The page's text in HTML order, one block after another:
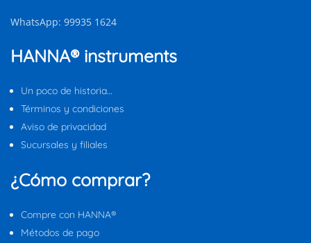
WhatsApp: 99935 1624
HANNA® instruments
Un poco de historia…
Términos y condiciones
Aviso de privacidad
Sucursales y filiales
¿Cómo comprar?
Compre con HANNA®
Métodos de pago